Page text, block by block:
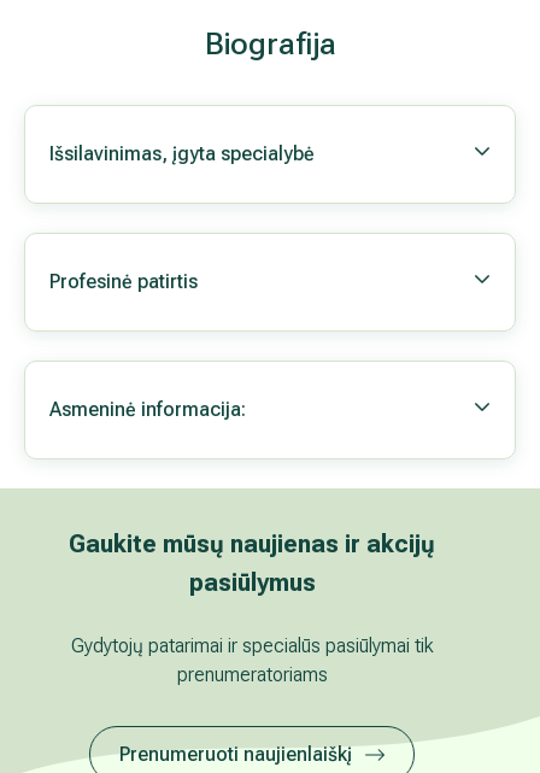
Biografija
Išsilavinimas, įgyta specialybė
Profesinė patirtis
Asmeninė informacija:
Gaukite mūsų naujienas ir akcijų
pasiūlymus
Gydytojų patarimai ir specialūs pasiūlymai tik
prenumeratoriams
Prenumeruoti naujienlaiškį